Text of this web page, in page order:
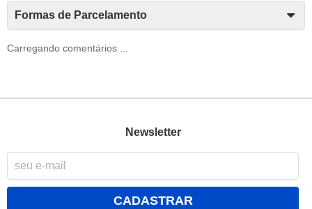
Formas de Parcelamento
Carregando comentários ...
Newsletter
CADASTRAR